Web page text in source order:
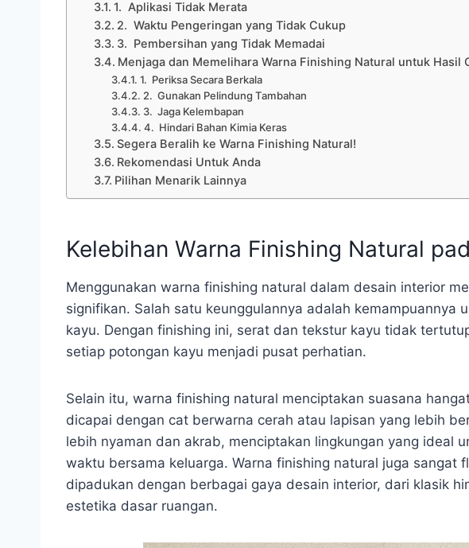
1. Aplikasi Tidak Merata
2. Waktu Pengeringan yang Tidak Cukup
3. Pembersihan yang Tidak Memadai
Menjaga dan Memelihara Warna Finishing Natural untuk Hasil
1. Periksa Secara Berkala
2. Gunakan Pelindung Tambahan
3. Jaga Kelembapan
4. Hindari Bahan Kimia Keras
Segera Beralih ke Warna Finishing Natural!
Rekomendasi Untuk Anda
Pilihan Menarik Lainnya
Kelebihan Warna Finishing Natural
Menggunakan warna finishing natural dalam desain interior
signifikan. Salah satu keunggulannya adalah kemampuannya
kayu. Dengan finishing ini, serat dan tekstur kayu tidak
setiap potongan kayu menjadi pusat perhatian.
Selain itu, warna finishing natural menciptakan suasana
dicapai dengan cat berwarna cerah atau lapisan yang lebih
lebih nyaman dan akrab, menciptakan lingkungan yang ideal
waktu bersama keluarga. Warna finishing natural juga sangat
dipadukan dengan berbagai gaya desain interior, dari klasik
estetika dasar ruangan.